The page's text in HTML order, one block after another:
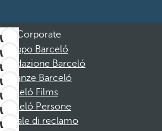
Corporate
Gruppo Barceló
Fondazione Barceló
Vacanze Barceló
Barceló Films
Barceló Persone
Canale di reclamo